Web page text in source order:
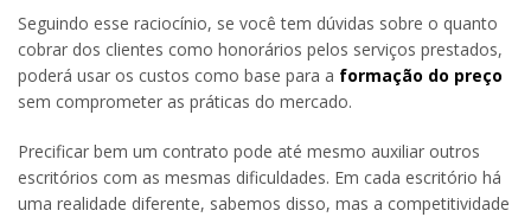
Seguindo esse raciocínio, se você tem dúvidas sobre o quanto
cobrar dos clientes como honorários pelos serviços prestados,
poderá usar os custos como base para a formação do preço
sem comprometer as práticas do mercado.
Precificar bem um contrato pode até mesmo auxiliar outros
escritórios com as mesmas dificuldades. Em cada escritório há
uma realidade diferente, sabemos disso, mas a competitividade